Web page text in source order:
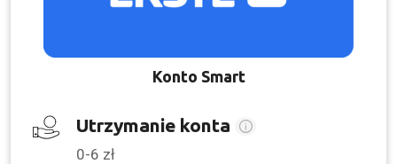
Konto Smart
Utrzymanie konta
0-6 zł